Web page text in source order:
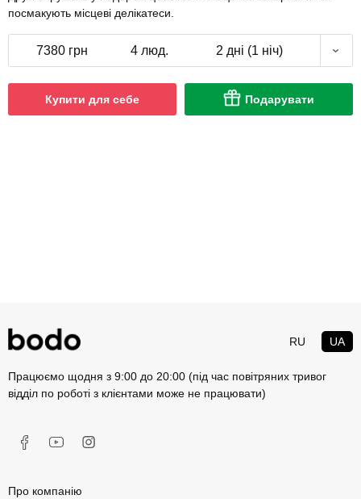
посмакують місцеві делікатеси.
7380 грн 4 люд. 2 дні (1 ніч)
Купити для себе Подарувати
RU UA
Працюємо щодня з 9:00 до 20:00 (під час повітряних тривог
відділ по роботі з клієнтами може не працювати)
Про компанію